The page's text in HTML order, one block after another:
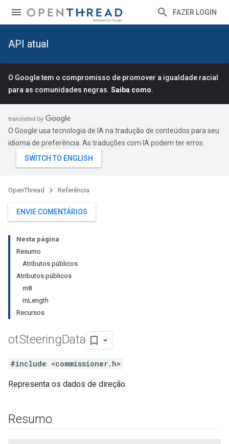
FAZER LOGIN
API atual
O Google tem o compromisso de promover a igualdade racial
para as comunidades negras. Saiba como.
O Google usa tecnologia de IA na tradução de conteúdos para seu
idioma de preferência. As traduções com IA podem ter erros.
OpenThread Referência
ENVIE COMENTÁRIOS
Nesta página
Resumo
Atributos públicos
Atributos públicos
m8
mLength
Recursos
otSteeringData
#include <commissioner.h>
Representa os dados de direção.
Resumo